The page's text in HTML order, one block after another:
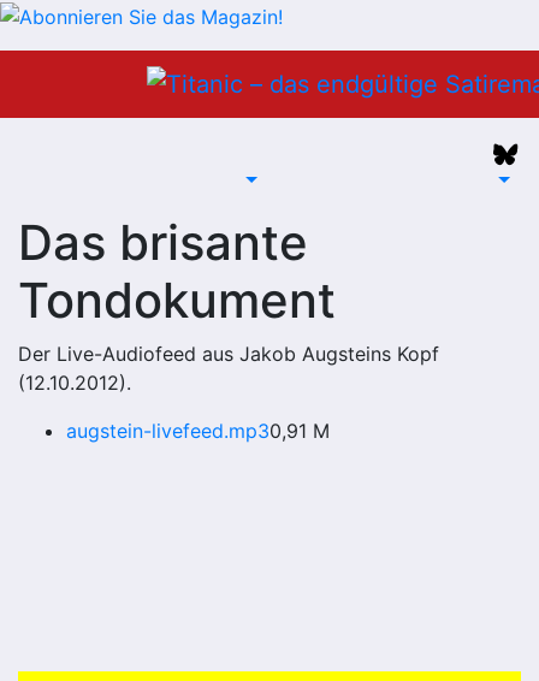
Das brisante
Tondokument
Der Live-Audiofeed aus Jakob Augsteins Kopf
(12.10.2012).
augstein-livefeed.mp30,91 M